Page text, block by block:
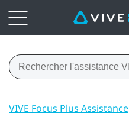
VIVE Focus Plus Assistance